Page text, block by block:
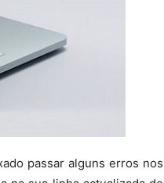
passar alguns erros nos